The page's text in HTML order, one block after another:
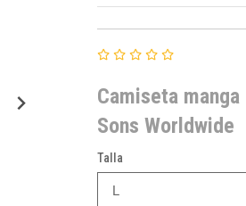
Camiseta
Sons Worldwide
Talla